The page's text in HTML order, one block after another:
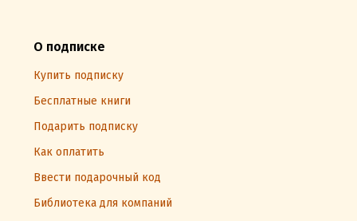
О подписке
Купить подписку
Бесплатные книги
Подарить подписку
Как оплатить
Ввести подарочный код
Библиотека для компаний